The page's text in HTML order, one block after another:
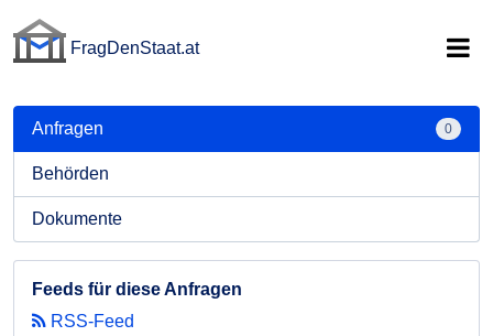
FragDenStaat.at
Anfragen 0
Behörden
Dokumente
Feeds für diese Anfragen
RSS-Feed